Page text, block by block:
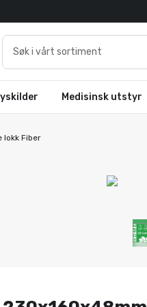
Medisinsk utstyr
lokk Fiber